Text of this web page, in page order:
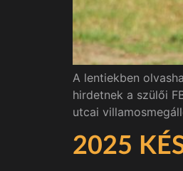
A lentiekben
hirdetnek a szülői
utcai
2025